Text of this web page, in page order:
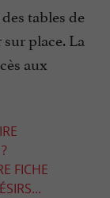
tables de
place. La
aux
FICHE